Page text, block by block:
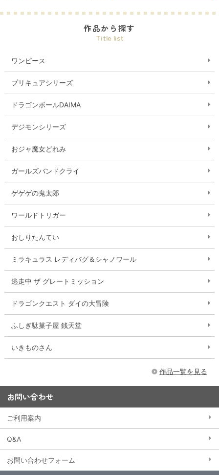
作品から探す
Title list
ワンピース
プリキュアシリーズ
ドラゴンボールDAIMA
デジモンシリーズ
おジャ魔女どれみ
ガールズバンドクライ
ゲゲゲの鬼太郎
ワールドトリガー
おしりたんてい
ミラキュラス レディバグ＆シャノワール
逃走中 ザ グレートミッション
ドラゴンクエスト ダイの大冒険
ふしぎ駄菓子屋 銭天堂
いきものさん
作品一覧を見る
お問い合わせ
ご利用案内
Q&A
お問い合わせフォーム